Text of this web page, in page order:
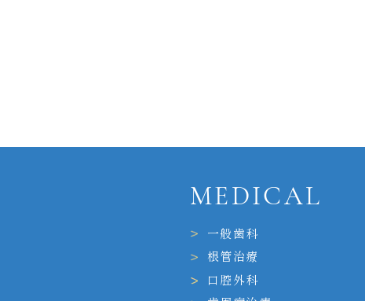
MEDICAL
一般歯科
根管治療
口腔外科